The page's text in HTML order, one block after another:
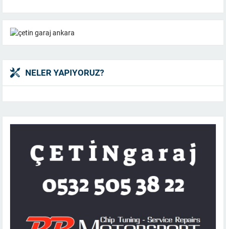
NELER YAPIYORUZ?